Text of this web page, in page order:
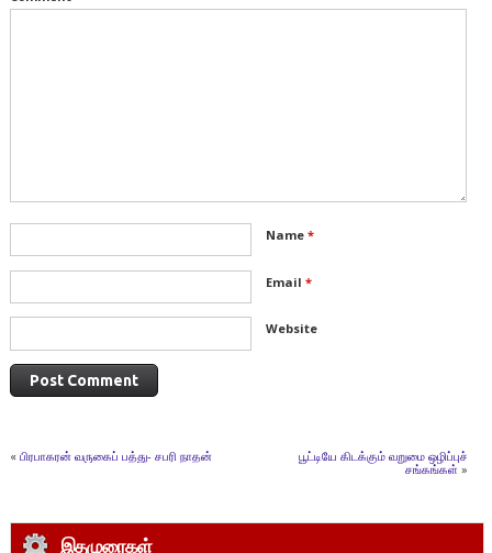
Name *
Email *
Website
« பிரபாகரன் வருகைப் பத்து- சபரி நாதன்
பூட்டியே கிடக்கும் வறுமை ஒழிப்புச்
சங்கங்கள் »
இதழுரைகள்